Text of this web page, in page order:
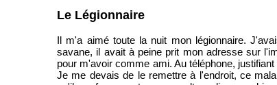
Le Légionnaire
Il m'a aimé toute la nuit mon légionnaire.
savane, il avait à peine prit mon adresse sur
pour m'avoir comme ami. Au téléphone,
Je me devais de le remettre à l'endroit, ce